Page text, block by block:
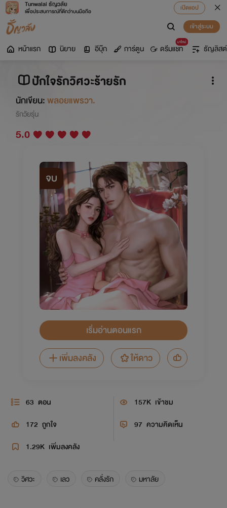
Tunwalai ธัญวลัย
เพื่อประสบการณ์ที่ดีกว่าบนมือถือ
เปิดแอป
เข้าสู่ระบบ
หน้าแรก นิยาย อีบุ๊ก การ์ตูน
มาใหม่
ดรีมแชท ธัญลิสต์
ปักใจรักวิศวะร้ายรัก
นักเขียน:พลอยแพรวา.
รักวัยรุ่น
5.0
จบ
เริ่มอ่านตอนแรก
เพิ่มลงคลัง
ให้ดาว
63 ตอน 157K เข้าชม
172 ถูกใจ 97 ความคิดเห็น
1.29K เพิ่มลงคลัง
วิศวะ เลว คลั่งรัก มหาลัย